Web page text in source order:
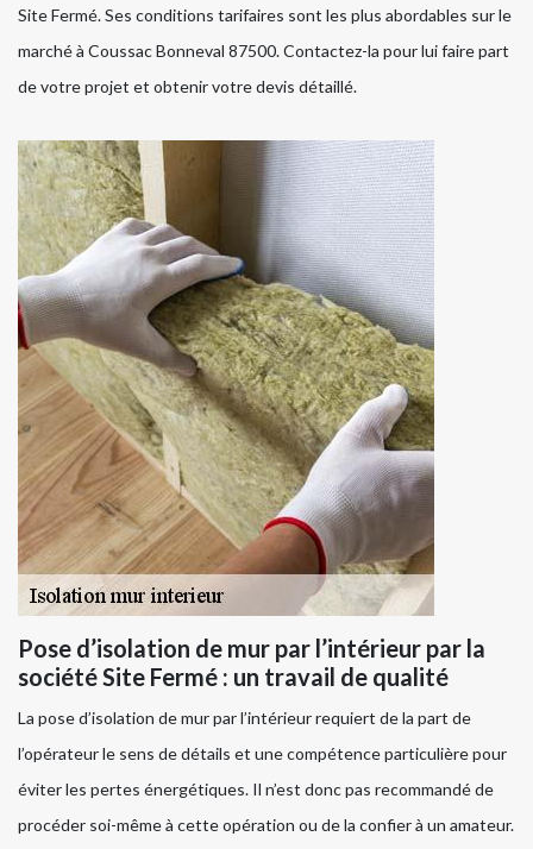
Site Fermé. Ses conditions tarifaires sont les plus abordables sur le
marché à Coussac Bonneval 87500. Contactez-la pour lui faire part
de votre projet et obtenir votre devis détaillé.
Pose d’isolation de mur par l’intérieur par la
société Site Fermé : un travail de qualité
La pose d’isolation de mur par l’intérieur requiert de la part de
l’opérateur le sens de détails et une compétence particulière pour
éviter les pertes énergétiques. Il n’est donc pas recommandé de
procéder soi-même à cette opération ou de la confier à un amateur.